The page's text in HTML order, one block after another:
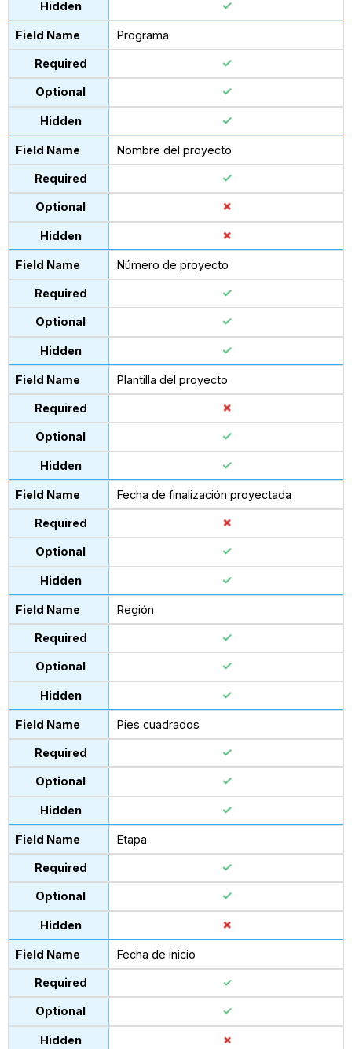
Programa
Nombre del proyecto
Número de proyecto
Plantilla del proyecto
Fecha de finalización proyectada
Región
Pies cuadrados
Etapa
Fecha de inicio